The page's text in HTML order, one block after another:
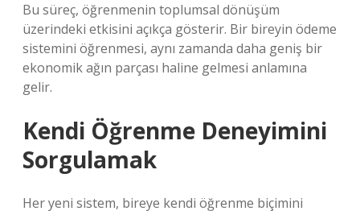
Bu süreç, öğrenmenin toplumsal dönüşüm
üzerindeki etkisini açıkça gösterir. Bir bireyin ödeme
sistemini öğrenmesi, aynı zamanda daha geniş bir
ekonomik ağın parçası haline gelmesi anlamına
gelir.
Kendi Öğrenme Deneyimini
Sorgulamak
Her yeni sistem, bireye kendi öğrenme biçimini